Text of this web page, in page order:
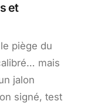
et
piège du
mais
jalon
signé, test